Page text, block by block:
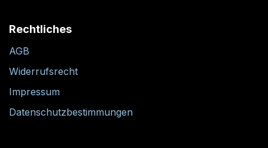
Rechtliches
AGB
Widerrufsrecht
Impressum
Datenschutzbestimmungen